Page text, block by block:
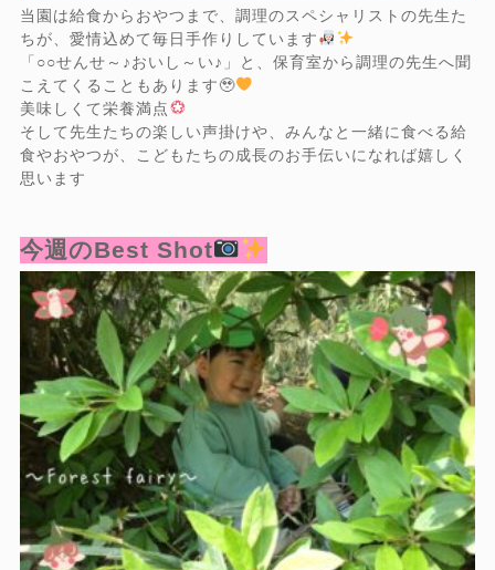
当園は給食からおやつまで、調理のスペシャリストの先生た
ちが、愛情込めて毎日手作りしています
「○○せんせ～♪おいし～い♪」と、保育室から調理の先生へ聞
こえてくることもあります🥹
美味しくて栄養満点
そして先生たちの楽しい声掛けや、みんなと一緒に食べる給
食やおやつが、こどもたちの成長のお手伝いになれば嬉しく
思います
今週のBest Shot